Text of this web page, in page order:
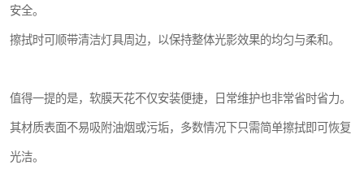
安全。
擦拭时可顺带清洁灯具周边，以保持整体光影效果的均匀与柔和。
值得一提的是，软膜天花不仅安装便捷，日常维护也非常省时省力。
其材质表面不易吸附油烟或污垢，多数情况下只需简单擦拭即可恢复
光洁。